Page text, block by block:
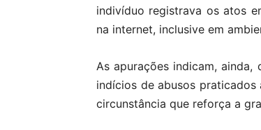
indivíduo registrava os atos
na internet, inclusive em
As apurações indicam,
indícios de abusos praticados
circunstância que reforça a